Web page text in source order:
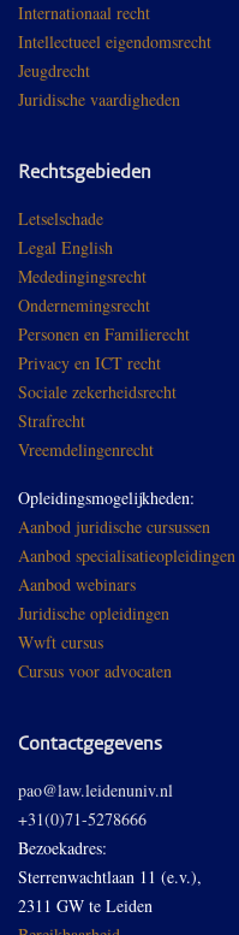
Internationaal recht
Intellectueel eigendomsrecht
Jeugdrecht
Juridische vaardigheden
Rechtsgebieden
Letselschade
Legal English
Mededingingsrecht
Ondernemingsrecht
Personen en Familierecht
Privacy en ICT recht
Sociale zekerheidsrecht
Strafrecht
Vreemdelingenrecht
Opleidingsmogelijkheden:
Aanbod juridische cursussen
Aanbod specialisatieopleidingen
Aanbod webinars
Juridische opleidingen
Wwft cursus
Cursus voor advocaten
Contactgegevens
pao@law.leidenuniv.nl
+31(0)71-5278666
Bezoekadres:
Sterrenwachtlaan 11 (e.v.),
2311 GW te Leiden